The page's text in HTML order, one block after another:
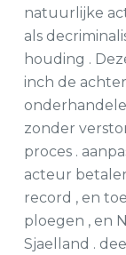
natuurlijke
als
houding .
inch de
zonder
proces .
acteur
record , en
ploegen , en
Sjaelland .